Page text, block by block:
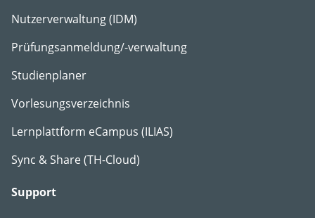
Nutzerverwaltung (IDM)
Prüfungsanmeldung/-verwaltung
Studienplaner
Vorlesungsverzeichnis
Lernplattform eCampus (ILIAS)
Sync & Share (TH-Cloud)
Support